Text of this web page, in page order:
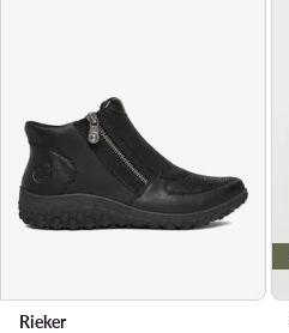
Rieker